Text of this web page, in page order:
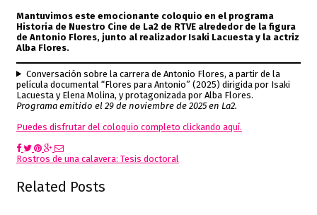
Mantuvimos este emocionante coloquio en el programa
Historia de Nuestro Cine de La2 de RTVE alrededor de la figura
de Antonio Flores, junto al realizador Isaki Lacuesta y la actriz
Alba Flores.
Conversación sobre la carrera de Antonio Flores, a partir de la
película documental “Flores para Antonio” (2025) dirigida por Isaki
Lacuesta y Elena Molina, y protagonizada por Alba Flores.
Programa emitido el 29 de noviembre de 2025 en La2.
Puedes disfrutar del coloquio completo clickando aquí.
Post
navigation
Rostros de una calavera: Tesis doctoral
Related Posts